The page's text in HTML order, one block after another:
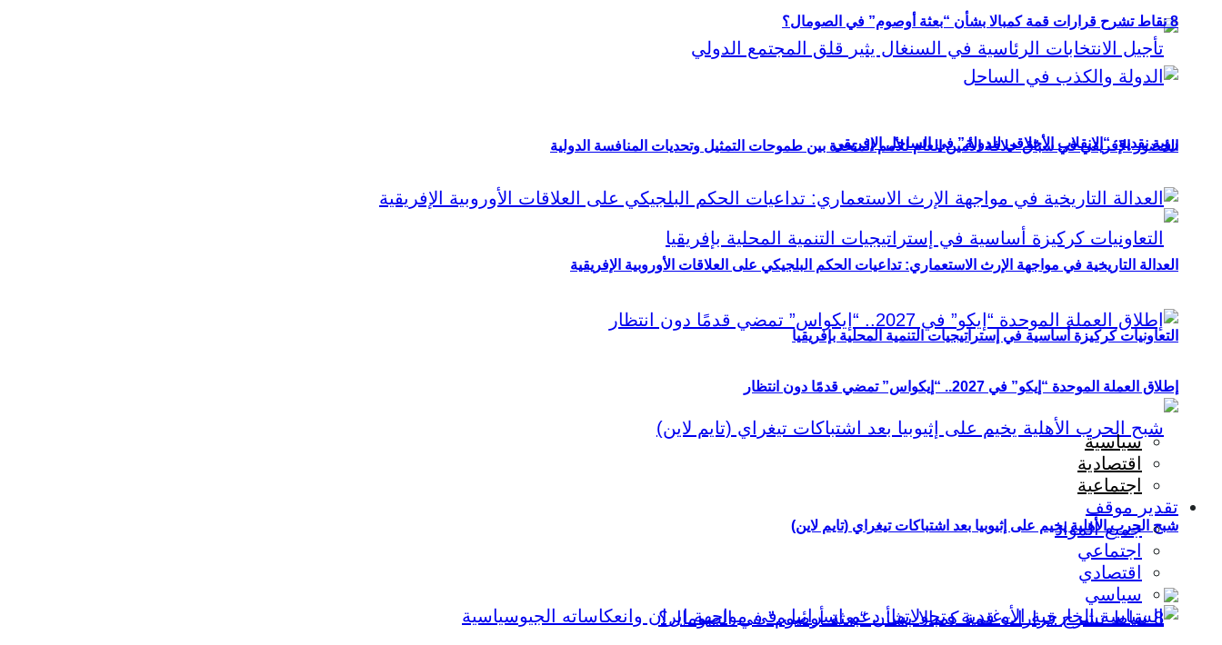
الحضور الإفريقي في سباق خلافة الأمين العام للأمم المتحدة بين طموحات التمثيل وتحديات المنافسة الدولية
التعاونيات كركيزة أساسية في إستراتيجيات التنمية المحلية بإفريقيا
شبح الحرب الأهلية يخيم على إثيوبيا بعد اشتباكات تيغراي (تايم لاين)
8 نقاط تشرح قرارات قمة كمبالا بشأن “بعثة أوصوم” في الصومال؟
رؤية نقدية: “الانقلاب الأخلاقي للدولة” في الساحل الإفريقي
العدالة التاريخية في مواجهة الإرث الاستعماري: تداعيات الحكم البلجيكي على العلاقات الأوروبية الإفريقية
إطلاق العملة الموحدة “إيكو” في 2027.. “إيكواس” تمضي قدمًا دون انتظار
سياسية
اقتصادية
اجتماعية
تقدير موقف
جميع المواد
اجتماعي
اقتصادي
سياسي